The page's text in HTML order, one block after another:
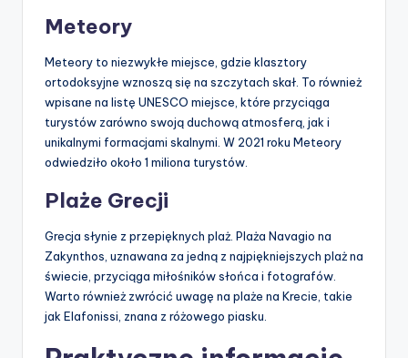
Meteory
Meteory to niezwykłe miejsce, gdzie klasztory
ortodoksyjne wznoszą się na szczytach skał. To również
wpisane na listę UNESCO miejsce, które przyciąga
turystów zarówno swoją duchową atmosferą, jak i
unikalnymi formacjami skalnymi. W 2021 roku Meteory
odwiedziło około 1 miliona turystów.
Plaże Grecji
Grecja słynie z przepięknych plaż. Plaża Navagio na
Zakynthos, uznawana za jedną z najpiękniejszych plaż na
świecie, przyciąga miłośników słońca i fotografów.
Warto również zwrócić uwagę na plaże na Krecie, takie
jak Elafonissi, znana z różowego piasku.